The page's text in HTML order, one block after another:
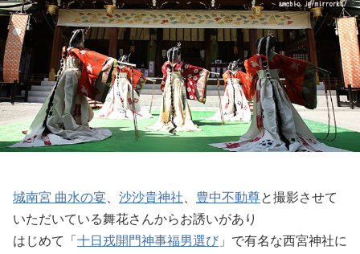
城南宮 曲水の宴 沙沙貴神社 豊中不動尊と撮影させて
いただいている舞花さんからお誘いがあり
はじめて「 十日戎開門神事福男選び 」で有名な西宮神社に